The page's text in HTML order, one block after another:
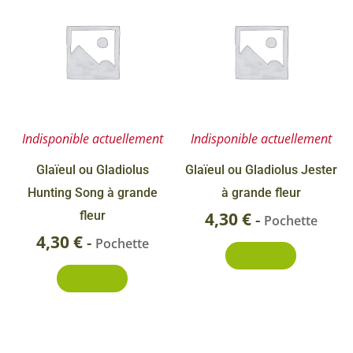
Indisponible actuellement
Glaïeul ou Gladiolus
Hunting Song à grande
fleur
4,30€- Pochette
Indisponible actuellement
Glaïeul ou Gladiolus Jester
à grande fleur
4,30€- Pochette